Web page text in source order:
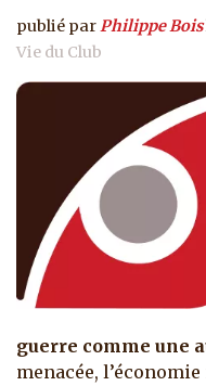
publié parPhilippe Bois
Vie du Club
guerre comme une
menacée,